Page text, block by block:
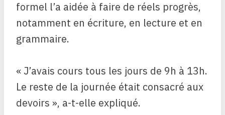
formel l’a aidée à faire de réels progrès,
notamment en écriture, en lecture et en
grammaire.
« J’avais cours tous les jours de 9h à 13h.
Le reste de la journée était consacré aux
devoirs », a-t-elle expliqué.